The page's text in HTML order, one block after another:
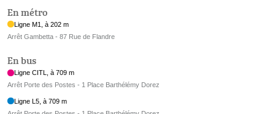
En métro
Ligne M1, à 202 m
Arrêt Gambetta - 87 Rue de Flandre
En bus
Ligne CITL, à 709 m
Arrêt Porte des Postes - 1 Place Barthélémy Dorez
Ligne L5, à 709 m